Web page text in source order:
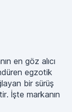
en göz alıcı
egzotik
bir sürüş
İşte markanın